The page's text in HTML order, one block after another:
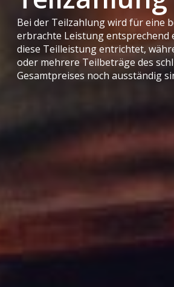
Bei der Teilzahlung wird für eine
erbrachte Leistung entsprechend
diese Teilleistung entrichtet,
oder mehrere Teilbeträge des
Gesamtpreises noch ausständig